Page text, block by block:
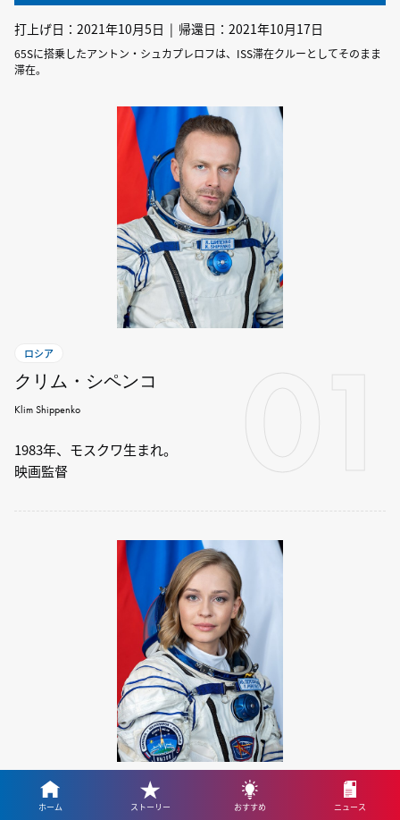
打上げ日：2021年10月5日 | 帰還日：2021年10月17日
65Sに搭乗したアントン・シュカプレロフは、ISS滞在クルーとしてそのまま
滞在。
ロシア
クリム・シペンコ
Klim Shippenko
1983年、モスクワ生まれ。
映画監督
01
ロシア
ユリヤ・ペレシリド
ホーム ストーリー おすすめ ニュース